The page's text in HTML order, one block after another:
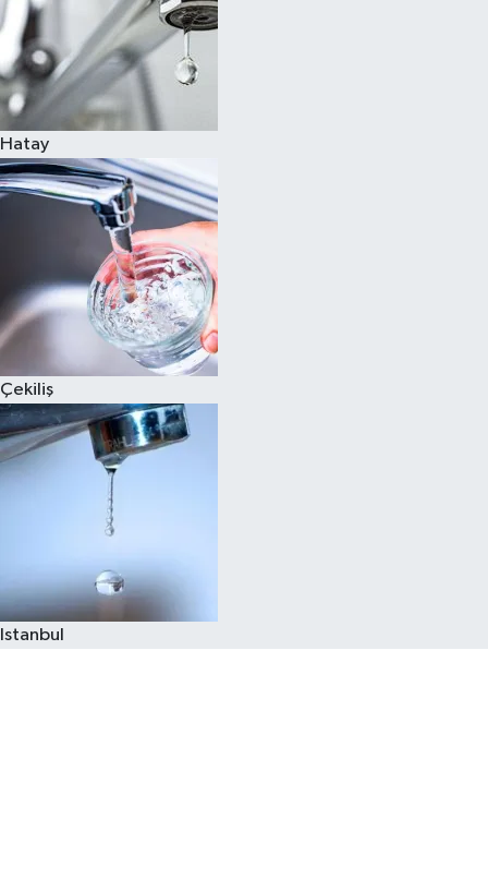
Hatay
Çekiliş
Istanbul